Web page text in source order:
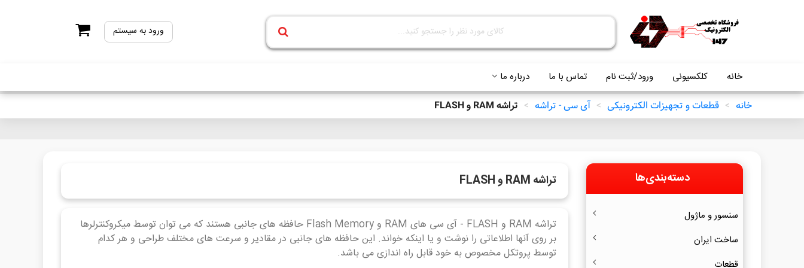
ورود به سیستم
خانه کلکسیونی ورود/ثبت نام تماس با ما درباره ما
خانه > قطعات و تجهیزات الکترونیکی > آی سی - تراشه > تراشه RAM و FLASH
دسته‌بندی‌ها
سنسور و ماژول
ساخت ایران
قطعات
تراشه RAM و FLASH
تراشه RAM و FLASH - آی سی های RAM و Flash Memory حافظه های جانبی هستند که می توان توسط میکروکنترلرها
بر روی آنها اطلاعاتی را نوشت و یا اینکه خواند. این حافظه های جانبی در مقادیر و سرعت های مختلف طراحی و هر کدام
توسط پروتکل مخصوص به خود قابل راه اندازی می باشد.